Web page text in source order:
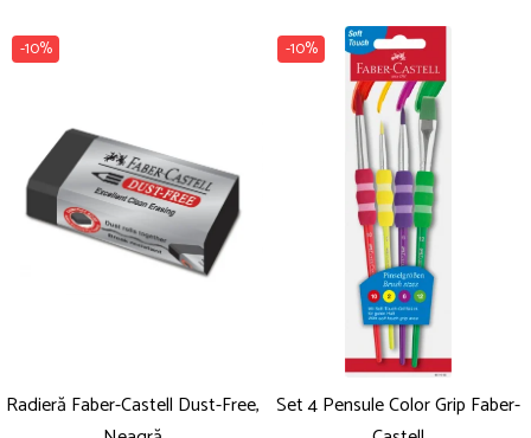
-10%
Radieră Faber-Castell Dust-Free,
-10%
Set 4 Pensule Color Grip Faber-